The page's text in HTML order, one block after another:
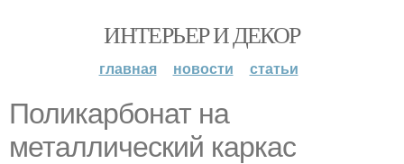
ИНТЕРЬЕР И ДЕКОР
главная новости статьи
Поликарбонат на
металлический каркас